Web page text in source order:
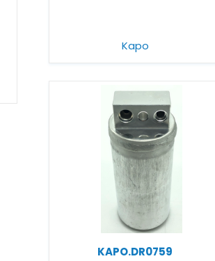
Kapo
KAPO.DR0759